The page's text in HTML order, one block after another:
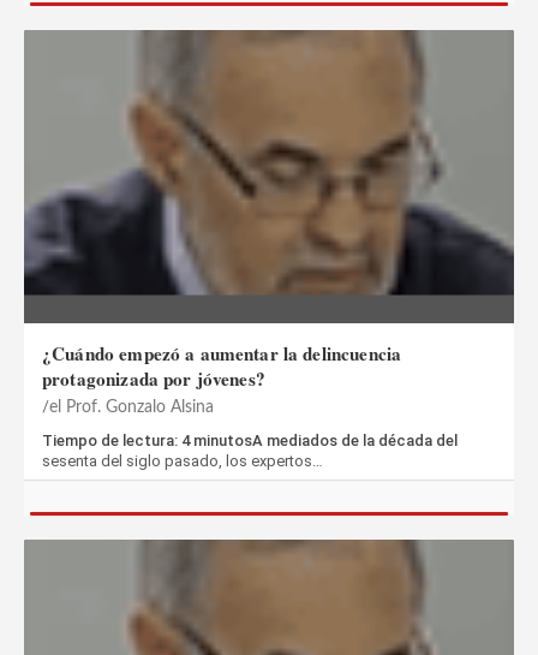
¿Cuándo empezó a aumentar la delincuencia
protagonizada por jóvenes?
el Prof. Gonzalo Alsina
Tiempo de lectura: 4 minutosA mediados de la década del
sesenta del siglo pasado, los expertos…